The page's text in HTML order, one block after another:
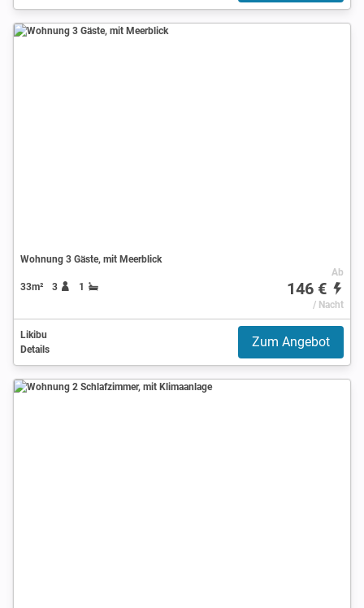
Wohnung 3 Gäste, mit Meerblick
33m² 3 1
Ab
146 €
/ Nacht
Likibu
Details
Zum Angebot